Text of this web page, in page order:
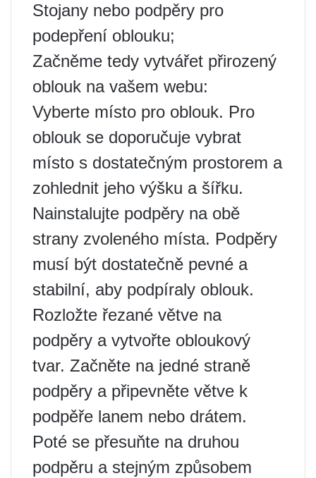
Stojany nebo podpěry pro
podepření oblouku;
Začněme tedy vytvářet přirozený
oblouk na vašem webu:
Vyberte místo pro oblouk. Pro
oblouk se doporučuje vybrat
místo s dostatečným prostorem a
zohlednit jeho výšku a šířku.
Nainstalujte podpěry na obě
strany zvoleného místa. Podpěry
musí být dostatečně pevné a
stabilní, aby podpíraly oblouk.
Rozložte řezané větve na
podpěry a vytvořte obloukový
tvar. Začněte na jedné straně
podpěry a připevněte větve k
podpěře lanem nebo drátem.
Poté se přesuňte na druhou
podpěru a stejným způsobem